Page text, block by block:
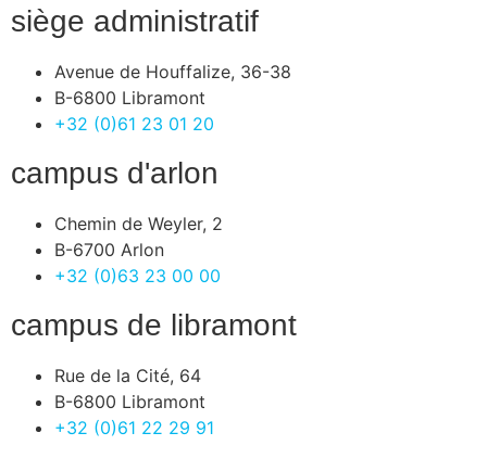
siège administratif
Avenue de Houffalize, 36-38
B-6800 Libramont
+32 (0)61 23 01 20
campus d'arlon
Chemin de Weyler, 2
B-6700 Arlon
+32 (0)63 23 00 00
campus de libramont
Rue de la Cité, 64
B-6800 Libramont
+32 (0)61 22 29 91